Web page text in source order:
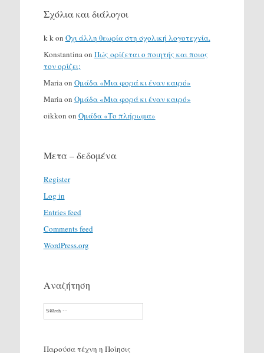
Σχόλια και διάλογοι
k kon Όχι άλλη θεωρία στη σχολική λογοτεχνία.
Konstantinaon Πώς ορίζεται ο ποιητής και ποιος
τον ορίζει;
Mariaon Ομάδα «Μια φορά κι έναν καιρό»
Mariaon Ομάδα «Μια φορά κι έναν καιρό»
oikkon on Ομάδα «Το πλήρωμα»
Μετα – δεδομένα
Register
Log in
Entries feed
Comments feed
WordPress.org
Αναζήτηση
Search
Παρούσα τέχνη η Ποίησις